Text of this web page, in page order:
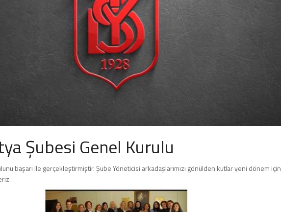
Şubesi Genel Kurulu
başarı ile gerçekleştirmiştir. Şube Yöneticisi arkadaşlarımızı gönülden kutlar yeni dönem için